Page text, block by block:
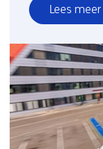
Lees meer
over
MARQ
opent
zijn
deuren:
een
plek
om